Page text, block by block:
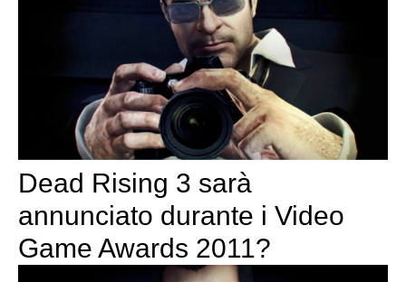
Dead Rising 3 sarà
annunciato durante i Video
Game Awards 2011?